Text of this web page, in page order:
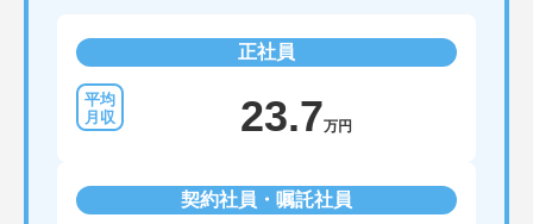
正社員
23.7万円
契約社員・嘱託社員